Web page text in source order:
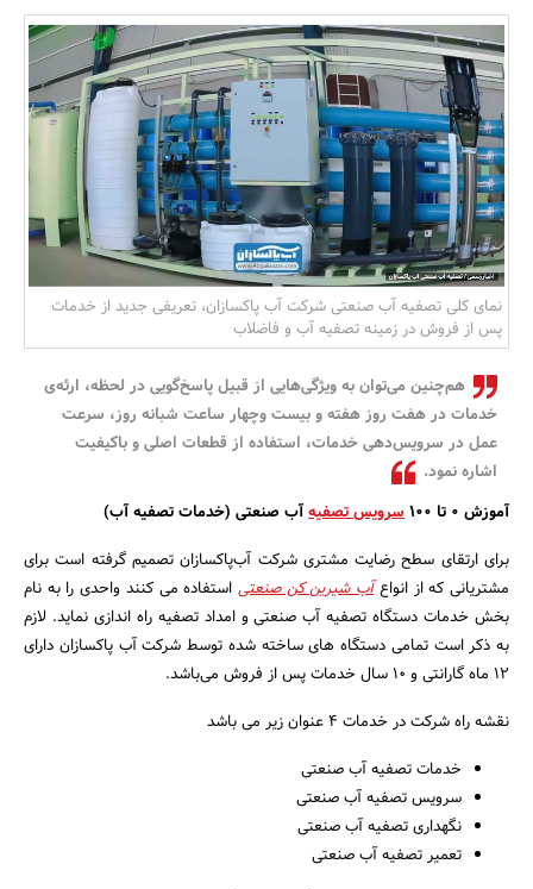
بانک، بیمه و سرمایه
مسکن و ساختمان
نمای کلی تصفیه آب صنعتی شرکت آب پاکسازان، تعریفی جدید از خدمات
پس از فروش در زمینه تصفیه آب و فاضلاب
هم‌چنین می‌توان به ویژگی‌هایی از قبیل پاسخ‌گویی در لحظه، ارئه‌ی
خدمات در هفت روز هفته و بیست وچهار ساعت شبانه روز، سرعت
عمل در سرویس‌دهی خدمات، استفاده از قطعات اصلی و باکیفیت
اشاره نمود.
آموزش 0 تا 100
سرویس تصفیهآب صنعتی (خدمات تصفیه آب)
برای ارتقای سطح رضایت مشتری شرکت آب‌پاکسازان تصمیم گرفته است برای
مشتریانی که از انواعآب شیرین کن صنعتی استفاده می کنند واحدی را به نام
بخش خدمات دستگاه تصفیه آب صنعتی و امداد تصفیه راه اندازی نماید. لازم
به ذکر است تمامی دستگاه های ساخته شده توسط شرکت آب پاکسازان دارای
12 ماه گارانتی و 10 سال خدمات پس از فروش می‌باشد.
نقشه راه شرکت در خدمات 4 عنوان زیر می باشد
خدمات تصفیه آب صنعتی
سرویس تصفیه آب صنعتی
نگهداری تصفیه آب صنعتی
تعمیر تصفیه آب صنعتی